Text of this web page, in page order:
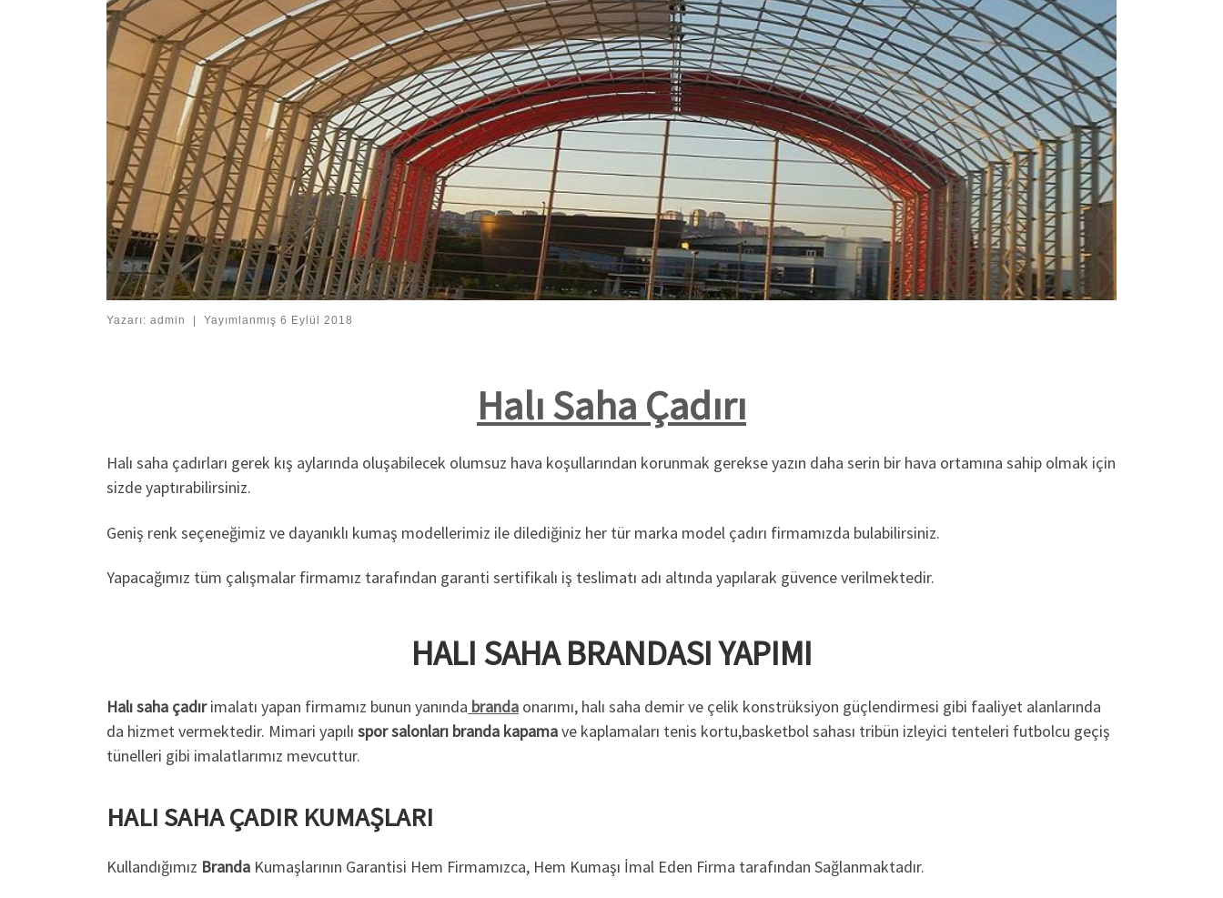
Yazarı: admin | Yayımlanmış 6 Eylül 2018
Halı Saha Çadırı
Halı saha çadırları gerek kış aylarında oluşabilecek olumsuz hava koşullarından korunmak gerekse yazın daha serin bir hava ortamına sahip olmak için
sizde yaptırabilirsiniz.
Geniş renk seçeneğimiz ve dayanıklı kumaş modellerimiz ile dilediğiniz her tür marka model çadırı firmamızda bulabilirsiniz.
Yapacağımız tüm çalışmalar firmamız tarafından garanti sertifikalı iş teslimatı adı altında yapılarak güvence verilmektedir.
HALI SAHA BRANDASI YAPIMI
Halı saha çadırimalatı yapan firmamız bunun yanında branda onarımı, halı saha demir ve çelik konstrüksiyon güçlendirmesi gibi faaliyet alanlarında
da hizmet vermektedir. Mimari yapılı spor salonları branda kapamave kaplamaları tenis kortu,basketbol sahası tribün izleyici tenteleri futbolcu geçiş
tünelleri gibi imalatlarımız mevcuttur.
HALI SAHA ÇADIR KUMAŞLARI
Kullandığımız Branda Kumaşlarının Garantisi Hem Firmamızca, Hem Kumaşı İmal Eden Firma tarafından Sağlanmaktadır.